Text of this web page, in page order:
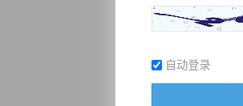
自动登录